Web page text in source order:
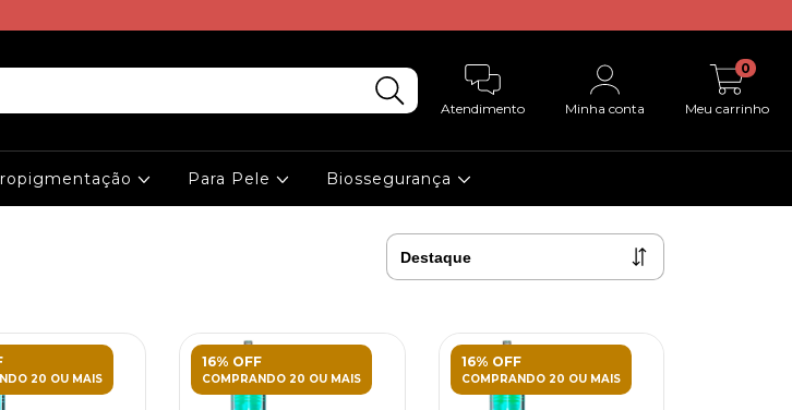
Atendimento Minha conta Meu carrinho
0
Para Pele Biossegurança
20 OU MAIS
16% OFF
COMPRANDO 20 OU MAIS
16% OFF
COMPRANDO 20 OU MAIS